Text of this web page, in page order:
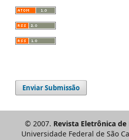
Enviar Submissão
© 2007. Revista Eletrônica de
Universidade Federal de São